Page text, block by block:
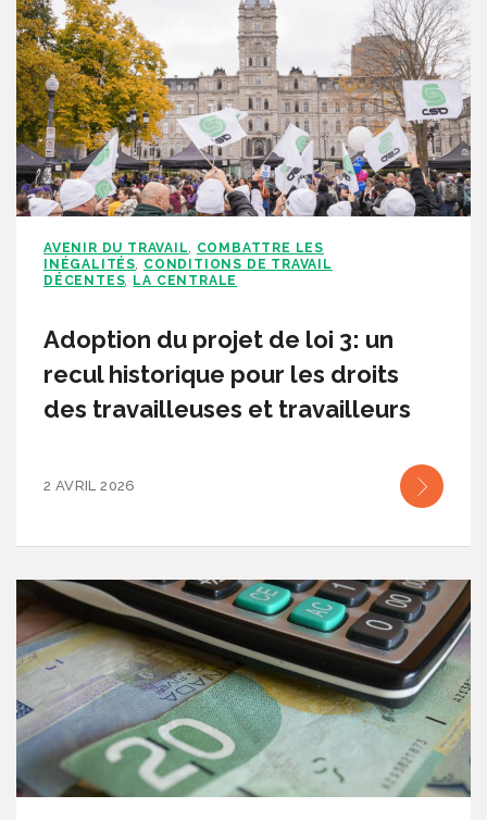
AVENIR DU TRAVAIL,
COMBATTRE LES
INÉGALITÉS,
CONDITIONS DE TRAVAIL
DÉCENTES, LA CENTRALE
Adoption du projet de loi 3: un
recul historique pour les droits
des travailleuses et travailleurs
2 AVRIL 2026